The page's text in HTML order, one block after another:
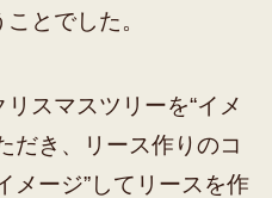
とでした。
スマスツリーを“イメ
だき、リース作りのコ
メージ”してリースを作